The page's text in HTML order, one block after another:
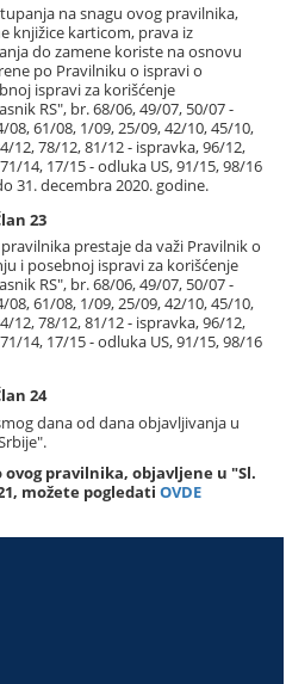
na snagu ovog pravilnika,
knjižice karticom, prava iz
do zamene koriste na osnovu
po Pravilniku o ispravi o
ispravi za korišćenje
RS", br. 68/06, 49/07, 50/07 -
61/08, 1/09, 25/09, 42/10, 45/10,
12, 78/12, 81/12 - ispravka, 96/12,
14, 17/15 - odluka US, 91/15, 98/16
31. decembra 2020. godine.
23
prestaje da važi Pravilnik o
i posebnoj ispravi za korišćenje
RS", br. 68/06, 49/07, 50/07 -
61/08, 1/09, 25/09, 42/10, 45/10,
12, 78/12, 81/12 - ispravka, 96/12,
14, 17/15 - odluka US, 91/15, 98/16
24
dana od dana objavljivanja u
ovog pravilnika, objavljene u "Sl.
možete pogledati OVDE